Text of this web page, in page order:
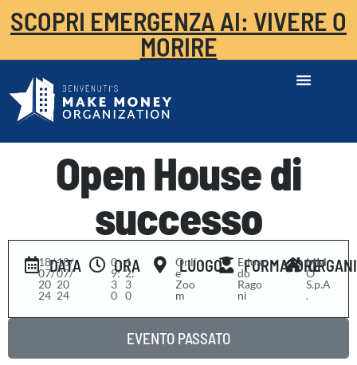
SCOPRI EMERGENZA AI: VIVERE O
MORIRE
Open House di
successo
DATA
18/
07/
20
24
-18/
07/
20
24
ORA
0
9:
3
0
-1
2:
3
0
LUOGO
Onlin
e
Zoo
m
FORMATORE
Edoar
do
Rago
ni
MM
O
S.p.A
.
EVENTO PASSATO